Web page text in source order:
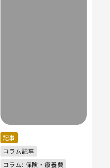
記事
コラム記事
コラム: 保険・療養費